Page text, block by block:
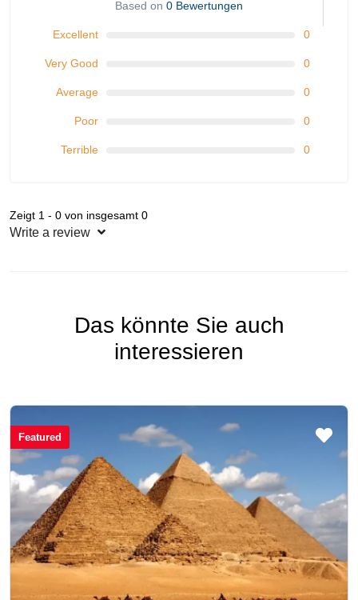
Based on 0 Bewertungen
Excellent 0
Very Good 0
Average 0
Poor 0
Terrible 0
Zeigt 1 - 0 von insgesamt 0
Write a review
Das könnte Sie auch
interessieren
Featured